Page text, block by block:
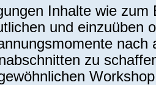
Inhalte wie zum
und einzuüben
nach
zu